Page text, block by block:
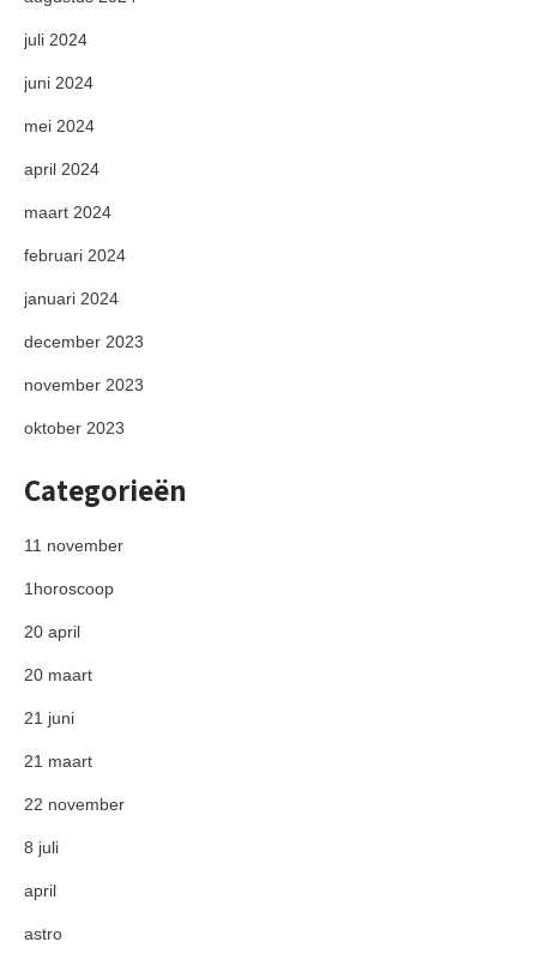
juli 2024
juni 2024
mei 2024
april 2024
maart 2024
februari 2024
januari 2024
december 2023
november 2023
oktober 2023
Categorieën
11 november
1horoscoop
20 april
20 maart
21 juni
21 maart
22 november
8 juli
april
astro